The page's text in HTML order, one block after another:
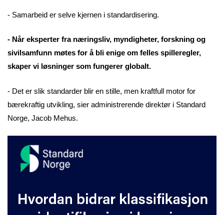
- Samarbeid er selve kjernen i standardisering.
- Når eksperter fra næringsliv, myndigheter, forskning og
sivilsamfunn møtes for å bli enige om felles spilleregler,
skaper vi løsninger som fungerer globalt.
- Det er slik standarder blir en stille, men kraftfull motor for
bærekraftig utvikling, sier administrerende direktør i Standard
Norge, Jacob Mehus.